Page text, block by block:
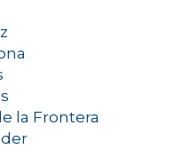
la Frontera